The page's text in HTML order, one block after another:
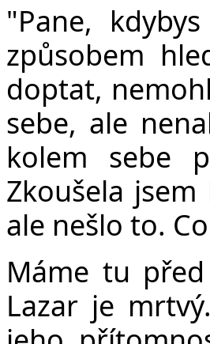
"Pane,
způsobem
doptat,
sebe, ale
kolem sebe
Zkoušela
ale nešlo to.
Máme tu
Lazar je